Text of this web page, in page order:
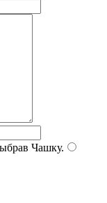
Чашку.